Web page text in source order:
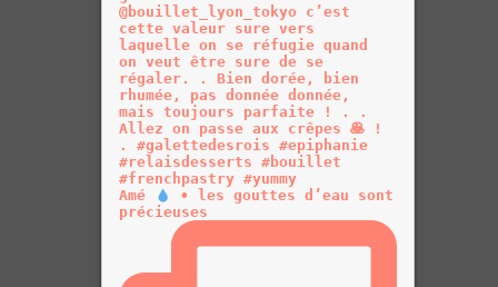
Amé
• les gouttes d’eau sont
précieuses